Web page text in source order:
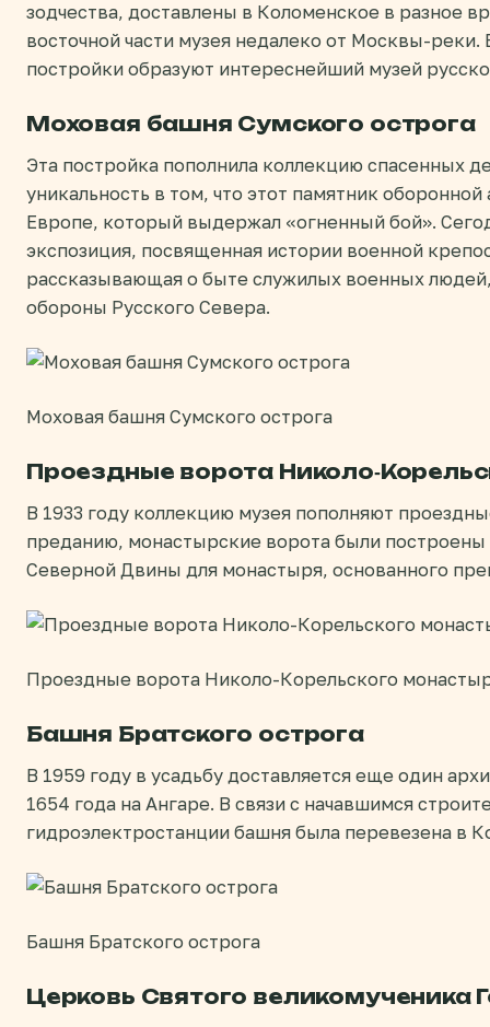
зодчества, доставлены в Коломенское в разное
восточной части музея недалеко от Москвы-
постройки образуют интереснейший музей
Моховая башня Сумского острога
Эта постройка пополнила коллекцию спасенных
уникальность в том, что этот памятник
Европе, который выдержал «огненный бой».
экспозиция, посвященная истории военной
рассказывающая о быте служилых военных
обороны Русского Севера.
Моховая башня Сумского острога
Проездные ворота Николо-
В 1933 году коллекцию музея пополняют
преданию, монастырские ворота были построены
Северной Двины для монастыря, основанного
Проездные ворота Николо-Корельского
Башня Братского острога
В 1959 году в усадьбу доставляется еще один
1654 года на Ангаре. В связи с начавшимся
гидроэлектростанции башня была перевезена в
Башня Братского острога
Церковь Святого великомученика